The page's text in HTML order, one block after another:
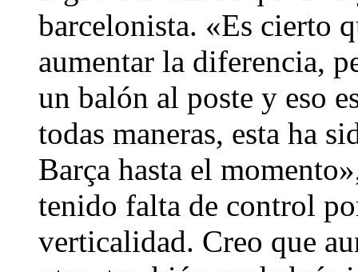
barcelonista. «Es cierto
aumentar la diferencia,
un balón al poste y eso
todas maneras, esta ha
Barça hasta el
tenido falta de control
verticalidad. Creo que